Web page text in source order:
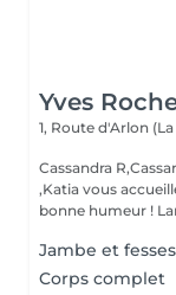
Yves
1, Route d'Arlon
Cassandra
,Katia vous
Jambe et fesses
Corps complet